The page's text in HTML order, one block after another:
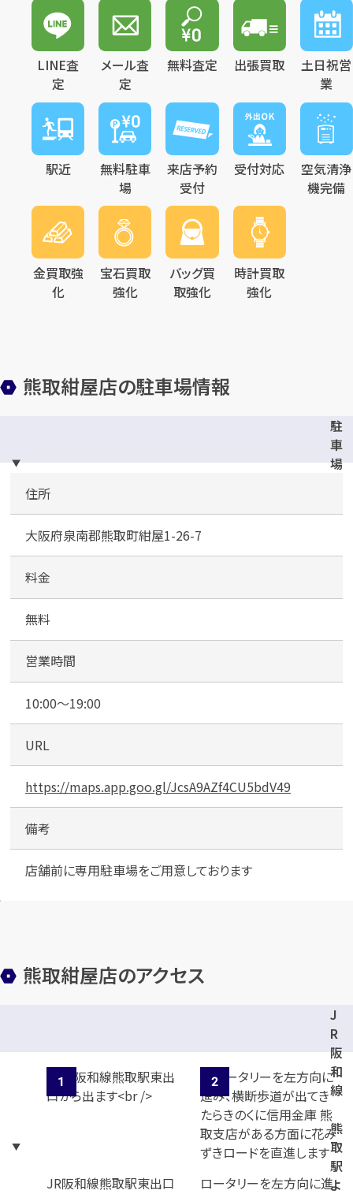
します
まずはお電話で無料査定
【総合受付】24時間・年中無休(年末年
メールで無料相談する
LINE査
定
メール査
定
無料査定 出張買取
土日祝営
業
駅近
無料駐車
場
来店予約
受付
受付対応
空気清浄
機完備
金買取強
化
宝石買取
強化
バッグ買
取強化
時計買取
強化
熊取紺屋店の駐車場情報
駐
車
場
住所
大阪府泉南郡熊取町紺屋1-26-7
料金
無料
営業時間
10:00～19:00
URL
https://maps.app.goo.gl/JcsA9AZf4CU5bdV49
備考
店舗前に専用駐車場をご用意しております
熊取紺屋店のアクセス
J
R
阪
和
線
熊
取
駅
よ
JR阪和線熊取駅東出口
ロータリーを左方向に進